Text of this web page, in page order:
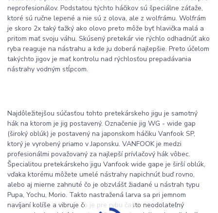
neprofesionálov. Podstatou týchto háčikov sú špeciálne záťaže,
ktoré sú ručne lepené a nie sú z olova, ale z wolfrámu. Wolfrám
je skoro 2x taký ťažký ako olovo preto môže byť hlavička malá a
pritom mať svoju váhu. Skúsený pretekár vie rýchlo odhadnúť ako
ryba reaguje na nástrahu a kde ju doberá najlepšie. Preto účelom
takýchto jigov je mať kontrolu nad rýchlosťou prepadávania
nástrahy vodným stĺpcom.
Najdôležitejšou súčasťou tohto pretekárskeho jigu je samotný
hák na ktorom je jig postavený. Označenie jig WG - wide gap
(široký oblúk) je postavený na japonskom háčiku Vanfook SP,
ktorý je vyrobený priamo v Japonsku. VANFOOK je medzi
profesionálmi považovaný za najlepší prívlačový hák vôbec.
Špecialitou pretekárskeho jigu Vanfook wide gape je širší oblúk,
vďaka ktorému môžete umelé nástrahy napichnúť buď rovno,
alebo aj mierne zahnuté čo je obzvlášť žiadané u nástrah typu
Pupa, Yochu, Morio. Takto nastražená larva sa pri jemnom
navíjaní kolíše a vibruje čo je pre rybu často neodolateľný